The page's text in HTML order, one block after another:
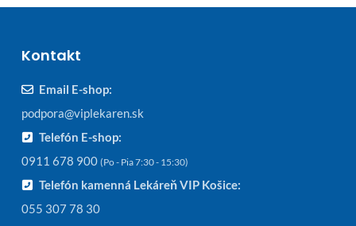
Kontakt
Email E-shop:
podpora@viplekaren.sk
Telefón E-shop:
0911 678 900 (Po - Pia 7:30 - 15:30)
Telefón kamenná Lekáreň VIP Košice:
055 307 78 30